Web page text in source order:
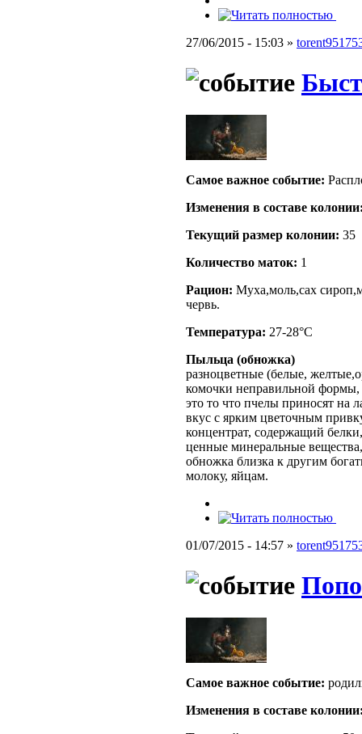
27/06/2015 - 15:03 »
Самое важное событие:
Изменения в составе
Текущий размер кoлонии: 35
Количество маток: 1
Рацион: Муха,моль,сах
червь.
Температура: 27-28°C
Пыльца (обножка)
разноцветные (белые,
комочки неправильной
это то что пчелы приносят на
вкус с ярким цветочным
концентрат, содержащий
ценные минеральные
обножка близка к другим
молоку, яйцам.
01/07/2015 - 14:57 »
Самое важное событие:
Изменения в составе